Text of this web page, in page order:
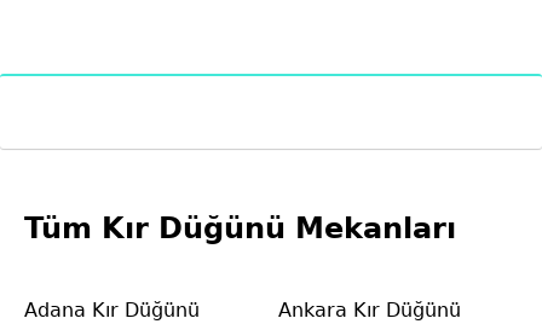
Tüm Kır Düğünü Mekanları
Adana Kır Düğünü
Ankara Kır Düğünü